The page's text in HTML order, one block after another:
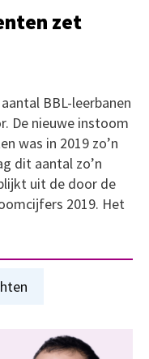
zet
BBL-leerbanen
De nieuwe instoom
was in 2019 zo’n
dit aantal zo’n
uit de door de
2019. Het